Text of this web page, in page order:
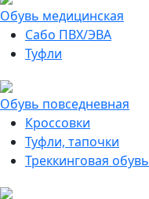
Обувь медицинская
Сабо ПВХ/ЭВА
Туфли
Обувь повседневная
Кроссовки
Туфли, тапочки
Треккинговая обувь